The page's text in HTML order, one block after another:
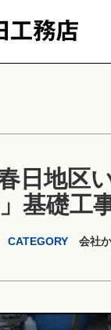
日地区
基礎工
CATEGORY 会社